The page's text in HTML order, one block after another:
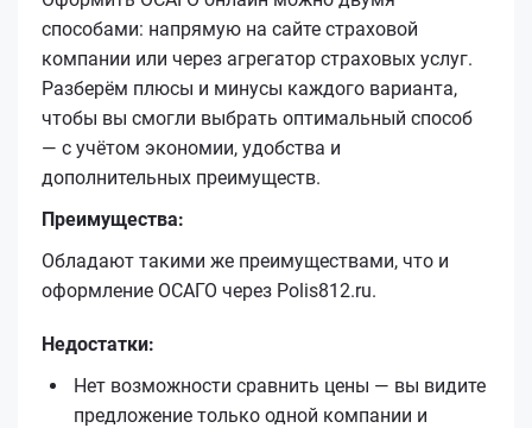
способами: напрямую на сайте страховой
компании или через агрегатор страховых услуг.
Разберём плюсы и минусы каждого варианта,
чтобы вы смогли выбрать оптимальный способ
— с учётом экономии, удобства и
дополнительных преимуществ.
Преимущества:
Обладают такими же преимуществами, что и
оформление ОСАГО через Polis812.ru.
Недостатки:
Нет возможности сравнить цены — вы видите
предложение только одной компании и